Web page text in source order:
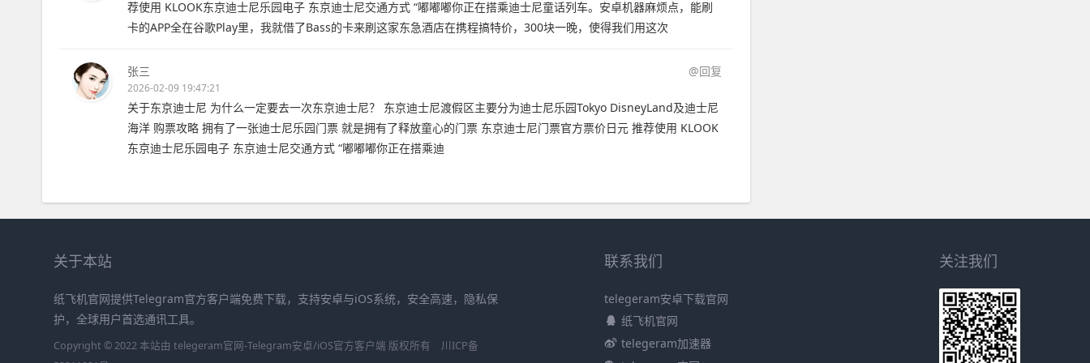
荐使用 KLOOK东京迪士尼乐园电子 东京迪士尼交通方式 “嘟嘟嘟你正在搭乘迪士尼童话列车。安卓机器麻烦点，能刷
卡的APP全在谷歌Play里，我就借了Bass的卡来刷这家东急酒店在携程搞特价，300块一晚，使得我们用这次
张三 @回复
2026-02-09 19:47:21
关于东京迪士尼 为什么一定要去一次东京迪士尼？ 东京迪士尼渡假区主要分为迪士尼乐园Tokyo DisneyLand及迪士尼
海洋 购票攻略 拥有了一张迪士尼乐园门票 就是拥有了释放童心的门票 东京迪士尼门票官方票价日元 推荐使用 KLOOK
东京迪士尼乐园电子 东京迪士尼交通方式 “嘟嘟嘟你正在搭乘迪
关于本站
纸飞机官网提供Telegram官方客户端免费下载，支持安卓与iOS系统，安全高速，隐私保
护，全球用户首选通讯工具。
Copyright © 2022 本站由 telegeram官网-Telegram安卓/iOS官方客户端 版权所有
川ICP备
联系我们
telegeram安卓下载官网
纸飞机官网
telegeram加速器
关注我们